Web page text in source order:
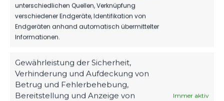
unterschiedlichen Quellen, Verknüpfung
verschiedener Endgeräte, Identifikation von
Endgeräten anhand automatisch übermittelter
Informationen.
Gewährleistung der Sicherheit,
Verhinderung und Aufdeckung von
Betrug und Fehlerbehebung,
Bereitstellung und Anzeige von
Immer aktiv
SPONSOREN
MBS VERLÄNGERT SEIN SPONSORING
BEIM FSV
1.MÄNNER